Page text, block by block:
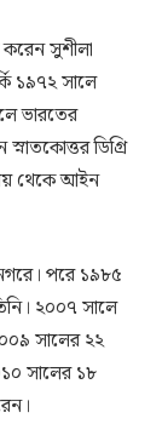
সুশীলা
১৯৭২ সালে
ভারতের
স্নাতকোত্তর ডিগ্রি
থেকে আইন
পরে ১৯৮৫
২০০৭ সালে
সালের ২২
সালের ১৮